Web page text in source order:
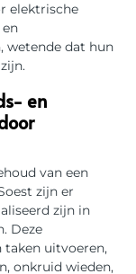
elektrische
wetende dat hun
en
van een
zijn er
zijn in
Deze
taken uitvoeren,
onkruid wieden,